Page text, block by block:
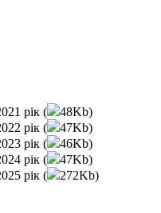
рік (
48Kb)
рік (
47Kb)
рік (
46Kb)
рік (
47Kb)
рік (
272Kb)